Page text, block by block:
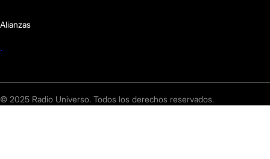
Alianzas
© 2025 Radio Universo. Todos los derechos reservados.